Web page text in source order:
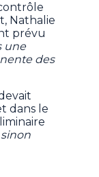
Nathalie
prévu
une
des
dans le